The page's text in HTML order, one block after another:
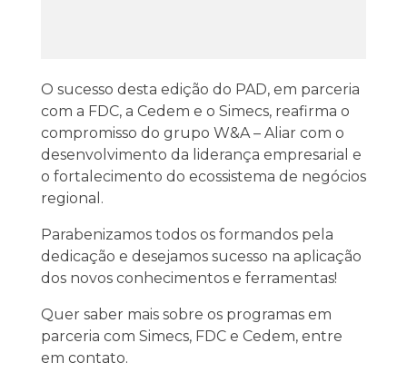
O sucesso desta edição do PAD, em parceria
com a FDC, a Cedem e o Simecs, reafirma o
compromisso do grupo W&A – Aliar com o
desenvolvimento da liderança empresarial e
o fortalecimento do ecossistema de negócios
regional.
Parabenizamos todos os formandos pela
dedicação e desejamos sucesso na aplicação
dos novos conhecimentos e ferramentas!
Quer saber mais sobre os programas em
parceria com Simecs, FDC e Cedem, entre
em contato.